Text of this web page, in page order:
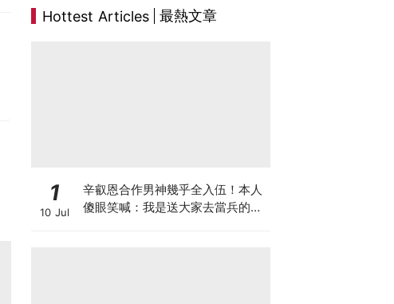
Hottest Articles 最熱文章
1
10 Jul
辛叡恩合作男神幾乎全入伍！本人
傻眼笑喊：我是送大家去當兵的人